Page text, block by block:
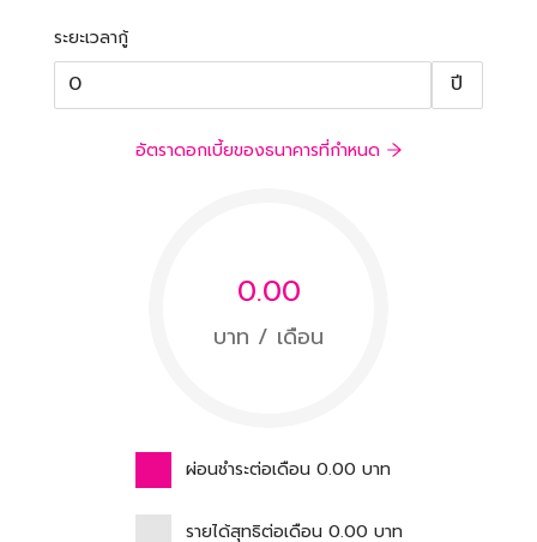
ระยะเวลากู้
ปี
อัตราดอกเบี้ยของธนาคารที่กำหนด
0.00
บาท / เดือน
ผ่อนชำระต่อเดือน 0.00 บาท
รายได้สุทธิต่อเดือน 0.00 บาท